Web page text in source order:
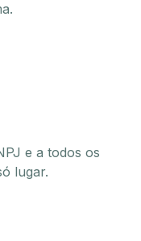
e a todos os
lugar.